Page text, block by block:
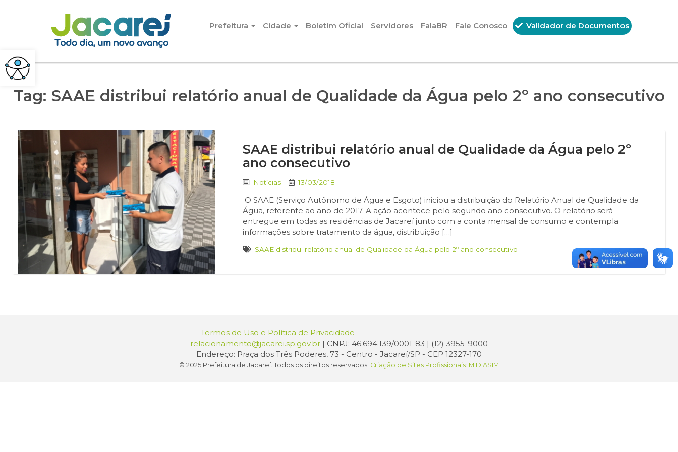
Pular para o conteúdo
Prefeitura
Cidade Boletim Oficial Servidores FalaBR Fale Conosco Validador de Documentos
Tag: SAAE distribui relatório anual de Qualidade da Água pelo 2º ano consecutivo
SAAE distribui relatório anual de Qualidade da Água pelo 2º
ano consecutivo
Notícias 13/03/2018
O SAAE (Serviço Autônomo de Água e Esgoto) iniciou a distribuição do Relatório Anual de Qualidade da
Água, referente ao ano de 2017. A ação acontece pelo segundo ano consecutivo. O relatório será
entregue em todas as residências de Jacareí junto com a conta mensal de consumo e contempla
informações sobre tratamento da água, distribuição […]
SAAE distribui relatório anual de Qualidade da Água pelo 2º ano consecutivo
Termos de Uso e Política de Privacidade
relacionamento@jacarei.sp.gov.br | CNPJ: 46.694.139/0001-83 | (12) 3955-9000
Endereço: Praça dos Três Poderes, 73 - Centro - Jacareí/SP - CEP 12327-170
© 2025 Prefeitura de Jacareí. Todos os direitos reservados. Criação de Sites Profissionais: MIDIASIM